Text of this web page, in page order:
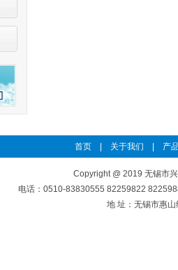
首页 关于我们 产
Copyright @ 2019 无锡市
电话：0510-83830555 82259822
地 址：无锡市惠